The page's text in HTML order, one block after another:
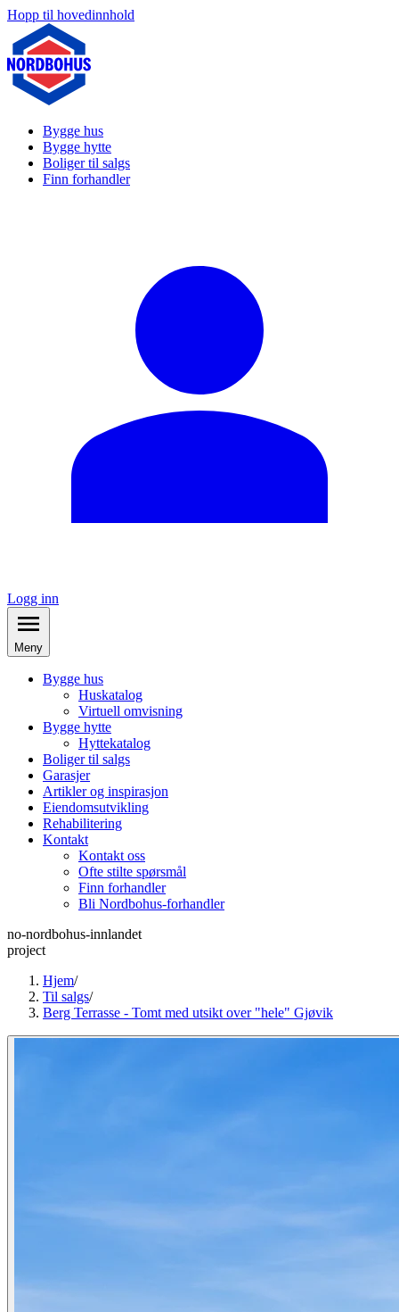
Hopp til hovedinnhold
Bygge hus
Bygge hytte
Boliger til salgs
Finn forhandler
Logg inn
Meny
Bygge hus
Huskatalog
Virtuell omvisning
Bygge hytte
Hyttekatalog
Boliger til salgs
Garasjer
Artikler og inspirasjon
Eiendomsutvikling
Rehabilitering
Kontakt
Kontakt oss
Ofte stilte spørsmål
Finn forhandler
Bli Nordbohus-forhandler
no-nordbohus-innlandet
project
Hjem/
Til salgs/
Berg Terrasse - Tomt med utsikt over "hele" Gjøvik